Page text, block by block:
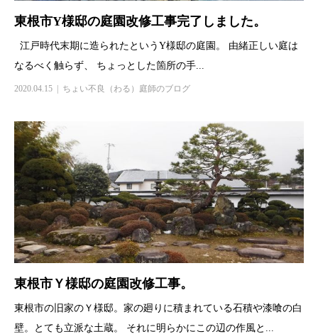
東根市Y様邸の庭園改修工事完了しました。
江戸時代末期に造られたというY様邸の庭園。 由緒正しい庭は
なるべく触らず、 ちょっとした箇所の手...
2020.04.15 ちょい不良（わる）庭師のブログ
東根市Ｙ様邸の庭園改修工事。
東根市の旧家のＹ様邸。家の廻りに積まれている石積や漆喰の白
壁。とても立派な土蔵。 それに明らかにこの辺の作風と...